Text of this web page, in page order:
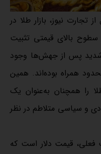
تجارت نیوز، بازار طلا در
بالای قیمتی تثبیت
شدید پس از جهش‌ها وجود
همراه بوده‌اند. همین
را همچنان به‌عنوان یک
و سیاسی متلاطم در نظر
قیمت دلار است که